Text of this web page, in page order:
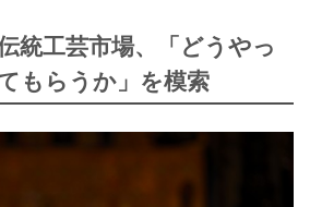
統工芸市場、「どうやっ
もらうか」を模索